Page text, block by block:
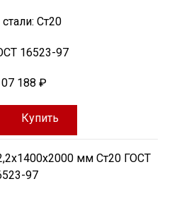
Ст20
16523-97
188 ₽
Купить
мм Ст20 ГОСТ
97